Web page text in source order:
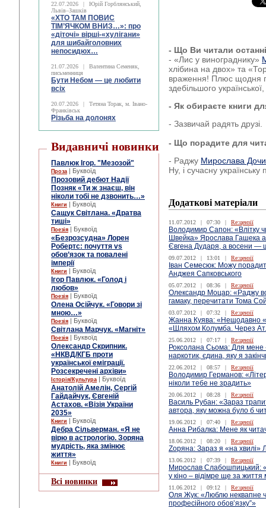
22.07.2026 |
Юрій Горблянський,
Львів–Зашків
«ХТО ТАМ ПОВИС
ТІМ’ЯЧКОМ ВНИЗ…»: про
«діточі» вірші-«хулігани»
для шибайголовних
непосидюх…
21.07.2026 |
Валентина Семеняк,
письменниця
Бути Небом ― це любити
всіх
20.07.2026 |
Тетяна Торак, м. Івано-
Франківськ
Різьба на долонях
Видавничі новинки
Павлюк Ігор. "Мезозой"
Проза | Буквоїд
Прозовий дебют Надії
Позняк «Ти ж знаєш, він
ніколи тобі не дзвонить…»
Книги | Буквоїд
Сащук Світлана. «Дратва
тиші»
Поезія | Буквоїд
«Безрозсудна» Лорен
Робертс: почуття vs
обов’язок та повалені
імперії
Книги | Буквоїд
Ігор Павлюк. «Голод і
любов»
Поезія | Буквоїд
Олена Осійчук. «Говори зі
мною…»
Поезія | Буквоїд
Світлана Марчук. «Магніт»
Поезія | Буквоїд
Олександр Скрипник.
«НКВД/КГБ проти
української еміграції.
Розсекречені архіви»
Історія/Культура | Буквоїд
Анатолій Амелін, Сергій
Гайдайчук, Євгеній
Астахов. «Візія України
2035»
Книги | Буквоїд
Дебра Сільверман. «Я не
вірю в астрологію. Зоряна
мудрість, яка змінює
життя»
Книги | Буквоїд
Всі новинки
- Що Ви читали
- «Лис у винограднику»
хлібина на двох» та
враження! Плюс щодня
здебільшого
- Як обираєте книги
- Зазвичай радять друзі.
- Що порадите для
- Раджу Мирослава
Ну, і сучасну українську
Додаткові матеріали
11.07.2012 | 07:30 | Re:цензії
Володимир Сапон: «Влітку
Швейка» Ярослава Гашека
Євгена Дударя, а восени —
09.07.2012 | 13:01 | Re:цензії
Іван Семесюк: Можу
Анджея Сапковського
05.07.2012 | 08:36 | Re:цензії
Олександр Моцар: «Раджу
гамаку, перечитати Тома
03.07.2012 | 07:32 | Re:цензії
Жанна Куява: «Нещодавно
«Шляхом Колумба. Через
25.06.2012 | 07:17 | Re:цензії
Роксолана Сьома: Для мене
наркотик, єдина, яку я
22.06.2012 | 08:57 | Re:цензії
Володимир Германов:
ніколи тебе не зрадить»
20.06.2012 | 08:28 | Re:цензії
Василь Рубан: «Зараз
автора, яку можна було б
19.06.2012 | 07:40 | Re:цензії
Анна Рибалка: Мене як
18.06.2012 | 08:20 | Re:цензії
Zоряна: Зараз я «на хвилі»
13.06.2012 | 07:39 | Re:цензії
Мирослав Слабошпицький:
у кіно – відімре ще за життя
11.06.2012 | 09:12 | Re:цензії
Оля Жук: «Люблю неквапне
професійного обов’язку”»